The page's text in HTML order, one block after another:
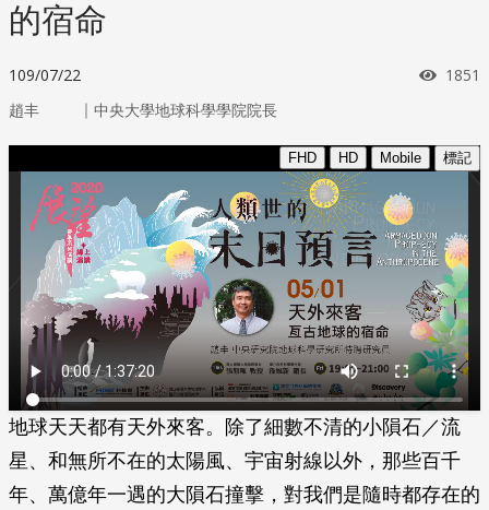
的宿命
109/07/22 瀏覽
1851
趙丰 ｜ 中央大學地球科學學院院長
地球天天都有天外來客。除了細數不清的小隕石／流
星、和無所不在的太陽風、宇宙射線以外，那些百千
年、萬億年一遇的大隕石撞擊，對我們是隨時都存在的